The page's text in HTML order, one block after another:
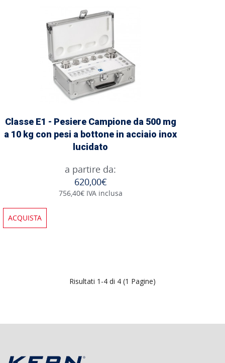
Classe E1 - Pesiere Campione da 500 mg
a 10 kg con pesi a bottone in acciaio inox
lucidato
a partire da:
620,00€
756,40€ IVA inclusa
ACQUISTA
Risultati 1-4 di 4 (1 Pagine)